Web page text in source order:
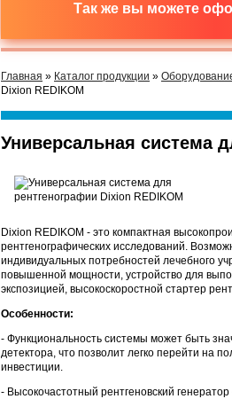
Так же вы можете
Главная » Каталог продукции »
Dixion REDIKOM
Универсальная система
Dixion REDIKOM - это компактная
рентгенографических исследований.
индивидуальных потребностей лечебного
повышенной мощности, устройство для
экспозицией, высокоскоростной стартер
Особенности:
- Функциональность системы может быть
детектора, что позволит легко перейти на
инвестиции.
- Высокочастотный рентгеновский